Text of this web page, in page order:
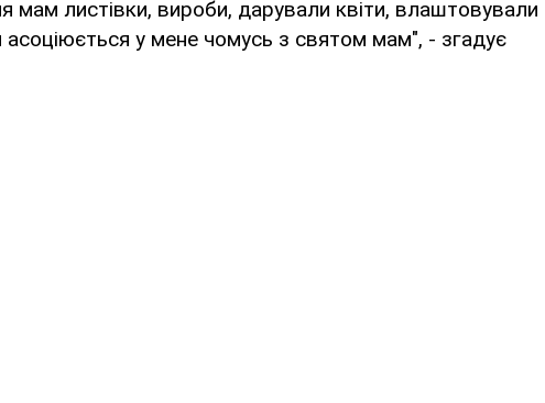
мам листівки, вироби, дарували квіти, влаштовували
у мене чомусь з святом мам", - згадує